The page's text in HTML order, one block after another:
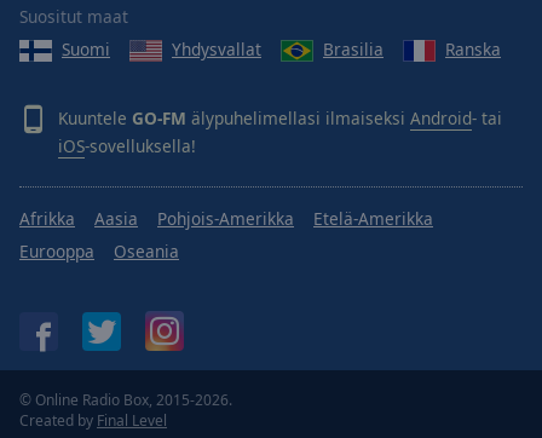
dialog
Suositut maat
Suomi
Yhdysvallat Brasilia Ranska
Kuuntele GO-FM älypuhelimellasi ilmaiseksi Android- tai
iOS-sovelluksella!
Afrikka Aasia Pohjois-Amerikka
Etelä-Amerikka
Eurooppa
Oseania
© Online Radio Box, 2015-2026.
Created by Final Level